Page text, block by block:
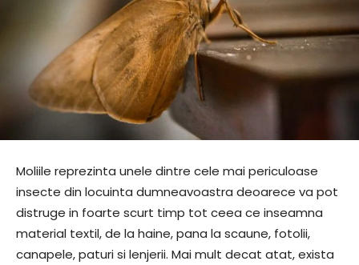
Moliile reprezinta unele dintre cele mai periculoase
insecte din locuinta dumneavoastra deoarece va pot
distruge in foarte scurt timp tot ceea ce inseamna
material textil, de la haine, pana la scaune, fotolii,
canapele, paturi si lenjerii. Mai mult decat atat, exista